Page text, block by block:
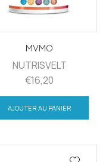
MVMO
NUTRISVELT
€16,20
AJOUTER AU PANIER